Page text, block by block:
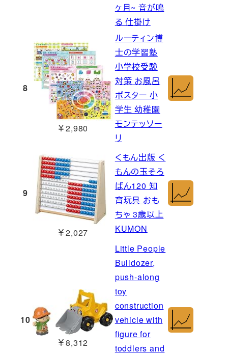
ヶ月~ 音が鳴
る 仕掛け
8
￥2,980
ルーティン博
士の学習塾
小学校受験
対策 お風呂
ポスター 小
学生 幼稚園
モンテッソー
リ
9
￥2,027
くもん出版 く
もんの玉そろ
ばん120 知
育玩具 おも
ちゃ 3歳以上
KUMON
10
￥8,312
Little People
Bulldozer,
push-along
toy
construction
vehicle with
figure for
toddlers and